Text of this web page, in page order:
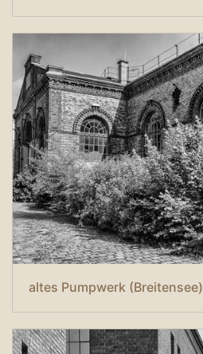
altes Pumpwerk (Breitensee)